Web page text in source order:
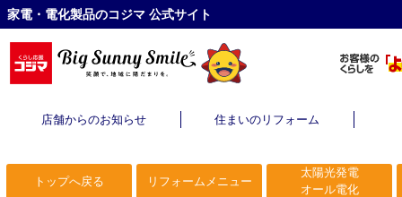
家電・電化製品のコジマ 公式サイト
店舗からのお知らせ 住まいのリフォーム
トップへ戻る リフォームメニュー
太陽光発電
オール電化